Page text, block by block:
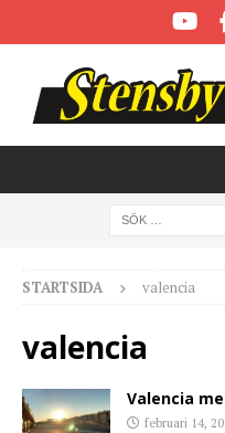
STARTSIDA valencia
valencia
Valencia
februari 14,